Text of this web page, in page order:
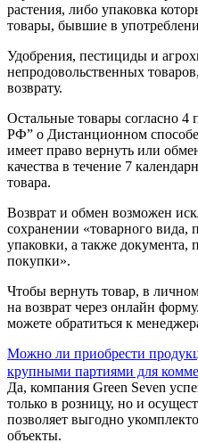
растения, либо упаковка
товары, бывшие в
Удобрения, пестициды и
непродовольственных
возврату.
Остальные товары согласно
РФ” о Дистанционном
имеет право вернуть или
качества в течение 7
товара.
Возврат и обмен возможен
сохранении «товарного вида,
упаковки, а также документа,
покупки».
Чтобы вернуть товар, в
на возврат через онлайн
можете обратиться к
Можно ли приобрести
крупными партиями для
Да, компания Green Seven
только в розницу, но и
позволяет выгодно
объекты.